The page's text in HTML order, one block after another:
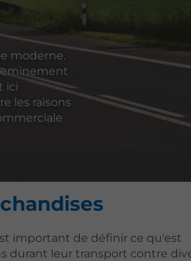
moderne.
ici
les raisons
important de définir ce qu'est
durant leur transport contre